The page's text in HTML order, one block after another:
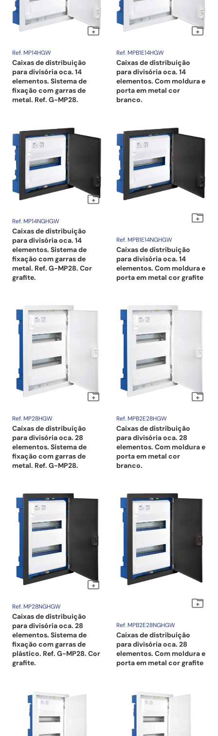
Ref. MP14HGW
Caixas de distribuição
para divisória oca. 14
elementos. Sistema de
fixação com garras de
metal. Ref. G-MP28.
Ref. MPB1E14HGW
Caixas de distribuição
para divisória oca. 14
elementos. Com moldura e
porta em metal cor
branco.
Ref. MP14NGHGW
Caixas de distribuição
para divisória oca. 14
elementos. Sistema de
fixação com garras de
metal. Ref. G-MP28. Cor
grafite.
Ref. MPB1E14NGHGW
Caixas de distribuição
para divisória oca. 14
elementos. Com moldura e
porta em metal cor grafite
Ref. MP28HGW
Caixas de distribuição
para divisória oca. 28
elementos. Sistema de
fixação com garras de
metal. Ref. G-MP28.
Ref. MPB2E28HGW
Caixas de distribuição
para divisória oca. 28
elementos. Com moldura e
porta em metal cor
branco.
Ref. MP28NGHGW
Caixas de distribuição
para divisória oca. 28
elementos. Sistema de
fixação com garras de
plástico. Ref. G-MP28. Cor
grafite.
Ref. MPB2E28NGHGW
Caixas de distribuição
para divisória oca. 28
elementos. Com moldura e
porta em metal cor grafite